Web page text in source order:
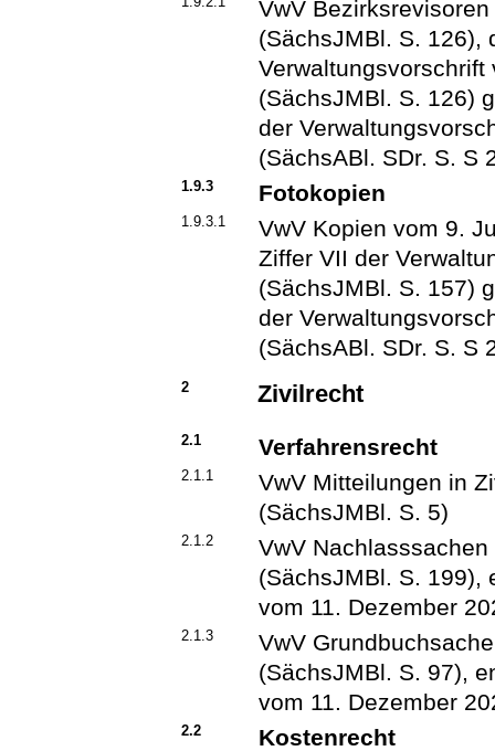
VwV
(SächsJMBl. S. 126),
(SächsJMBl. S. 126)
der
(SächsABl. SDr. S. S
1.9.3 Fotokopien
1.9.3.1
VwV Kopien vom 9.
Ziffer VII der
(SächsJMBl. S. 157)
der
(SächsABl. SDr. S. S
2 Zivilrecht
2.1 Verfahrensrecht
2.1.1
VwV Mitteilungen in
(SächsJMBl. S. 5)
2.1.2
VwV
(SächsJMBl. S. 199),
vom 11. Dezember
2.1.3
VwV
(SächsJMBl. S. 97),
vom 11. Dezember
2.2 Kostenrecht